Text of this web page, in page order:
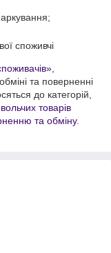
споживчі
та поверненні
до категорій,
товарів
та обміну.